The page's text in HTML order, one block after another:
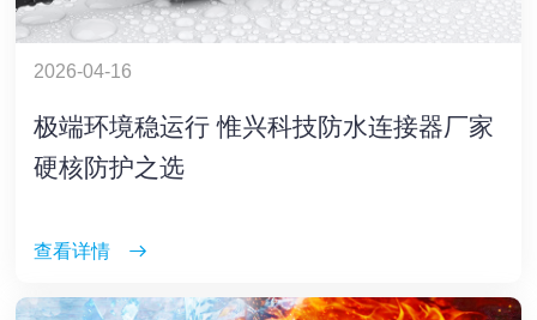
2026-04-16
极端环境稳运行 惟兴科技防水连接器厂家
硬核防护之选
查看详情